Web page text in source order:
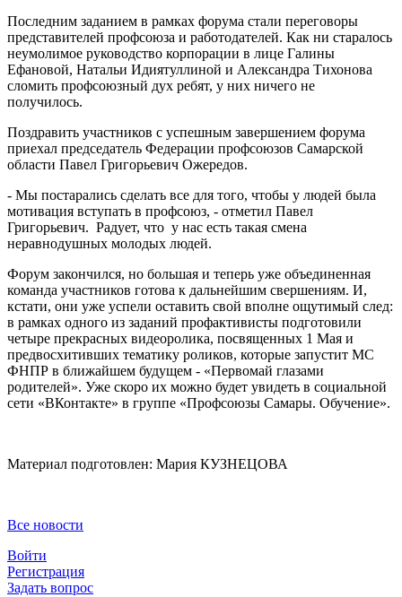
Последним заданием в рамках форума стали переговоры
представителей профсоюза и работодателей. Как ни старалось
неумолимое руководство корпорации в лице Галины
Ефановой, Натальи Идиятуллиной и Александра Тихонова
сломить профсоюзный дух ребят, у них ничего не
получилось.
Поздравить участников с успешным завершением форума
приехал председатель Федерации профсоюзов Самарской
области Павел Григорьевич Ожередов.
- Мы постарались сделать все для того, чтобы у людей была
мотивация вступать в профсоюз, - отметил Павел
Григорьевич. Радует, что у нас есть такая смена
неравнодушных молодых людей.
Форум закончился, но большая и теперь уже объединенная
команда участников готова к дальнейшим свершениям. И,
кстати, они уже успели оставить свой вполне ощутимый след:
в рамках одного из заданий профактивисты подготовили
четыре прекрасных видеоролика, посвященных 1 Мая и
предвосхитивших тематику роликов, которые запустит МС
ФНПР в ближайшем будущем - «Первомай глазами
родителей». Уже скоро их можно будет увидеть в социальной
сети «ВКонтакте» в группе «Профсоюзы Самары. Обучение».
Материал подготовлен: Мария КУЗНЕЦОВА
Все новости
Войти
Регистрация
Задать вопрос